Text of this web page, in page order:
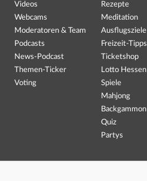
Videos
Webcams
Moderatoren & Team
Podcasts
News-Podcast
Themen-Ticker
Voting
Rezepte
Meditation
Ausflugsziele
Freizeit-Tipps
Ticketshop
Lotto Hessen
Spiele
Mahjong
Backgammon
Quiz
Partys